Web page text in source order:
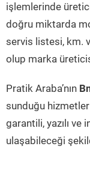
işlemlerinde
doğru miktarda
servis listesi, km.
olup marka
Pratik Araba’nın
sunduğu hizmetler
garantili, yazılı
ulaşabileceği